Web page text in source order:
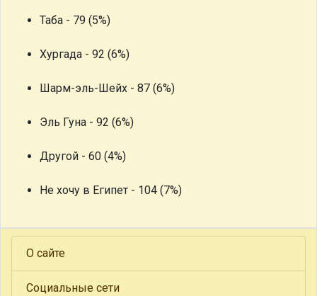
Таба - 79 (5%)
Хургада - 92 (6%)
Шарм-эль-Шейх - 87 (6%)
Эль Гуна - 92 (6%)
Другой - 60 (4%)
Не хочу в Египет - 104 (7%)
О сайте
Социальные сети